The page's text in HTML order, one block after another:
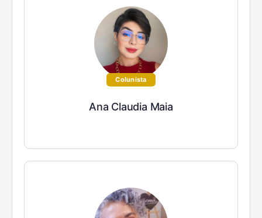
Colunista
Ana Claudia Maia